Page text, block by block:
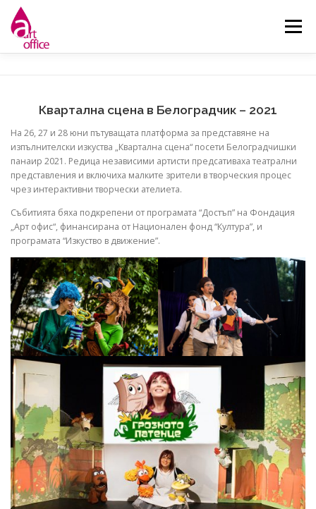
content
Menu
КОНТАКТ
Квартална сцена в Белоградчик – 2021
На 26, 27 и 28 юни пътуващата платформа за представяне на
изпълнителски изкуства „Квартална сцена“ посети Белоградчишки
панаир 2021. Редица независими артисти предсативаха театрални
представления и включиха малките зрители в творческия процес
чрез интерактивни творчески ателиета.
Събитията бяха подкрепени от програмата “Достъп” на Фондация
„Арт офис“, финансирана от Национален фонд “Култура”, и
програмата “Изкуство в движение”.